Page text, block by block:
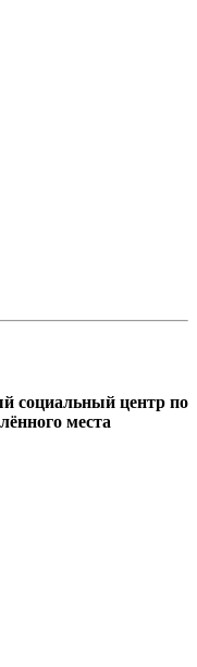
центр по
места